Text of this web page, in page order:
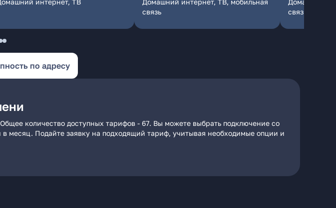
интернет, ТВ
Домашний интернет, ТВ, мобильная
связь
Домашний
связь
по адресу
количество доступных тарифов - 67. Вы можете выбрать подключение со
месяц. Подайте заявку на подходящий тариф, учитывая необходимые опции и